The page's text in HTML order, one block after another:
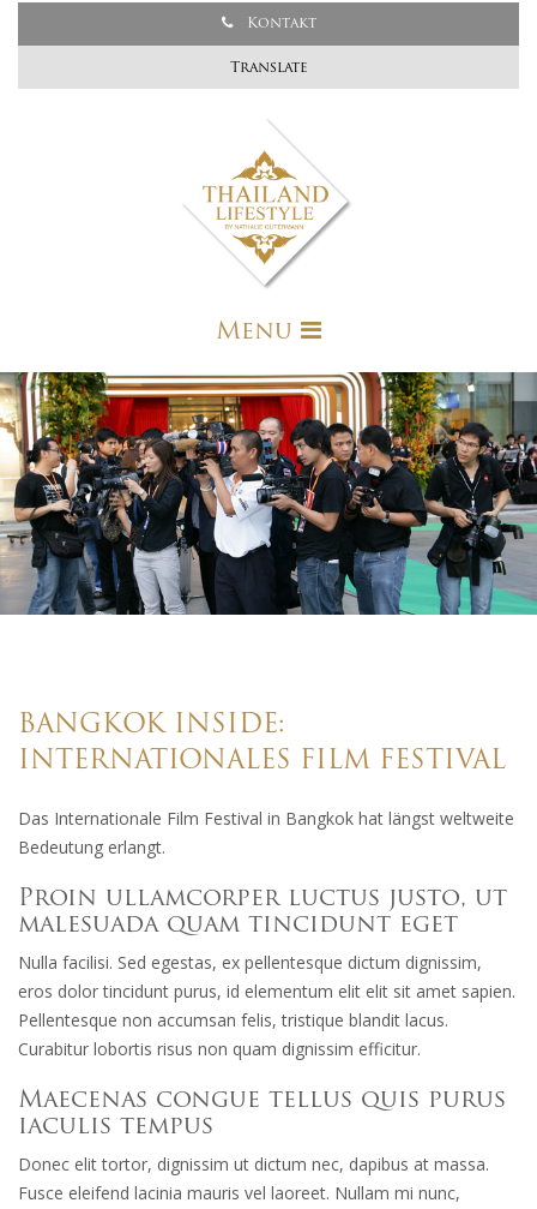
Kontakt
Translate
Menu
BANGKOK INSIDE:
INTERNATIONALES FILM FESTIVAL
Das Internationale Film Festival in Bangkok hat längst weltweite
Bedeutung erlangt.
Proin ullamcorper luctus justo, ut
malesuada quam tincidunt eget
Nulla facilisi. Sed egestas, ex pellentesque dictum dignissim,
eros dolor tincidunt purus, id elementum elit elit sit amet sapien.
Pellentesque non accumsan felis, tristique blandit lacus.
Curabitur lobortis risus non quam dignissim efficitur.
Maecenas congue tellus quis purus
iaculis tempus
Donec elit tortor, dignissim ut dictum nec, dapibus at massa.
Fusce eleifend lacinia mauris vel laoreet. Nullam mi nunc,